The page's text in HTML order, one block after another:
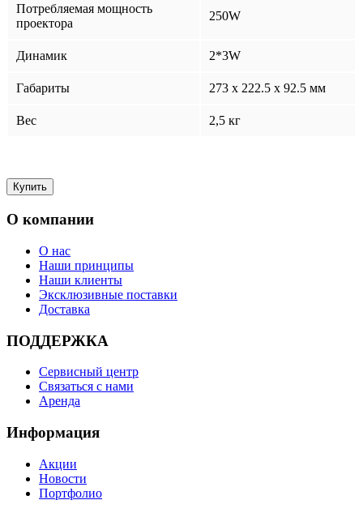
Потребляемая мощность
проектора
250W
Динамик 2*3W
Габариты 273 x 222.5 x 92.5 мм
Вес 2,5 кг
О компании
О нас
Наши принципы
Наши клиенты
Эксклюзивные поставки
Доставка
ПОДДЕРЖКА
Сервисный центр
Связаться с нами
Аренда
Информация
Акции
Новости
Портфолио